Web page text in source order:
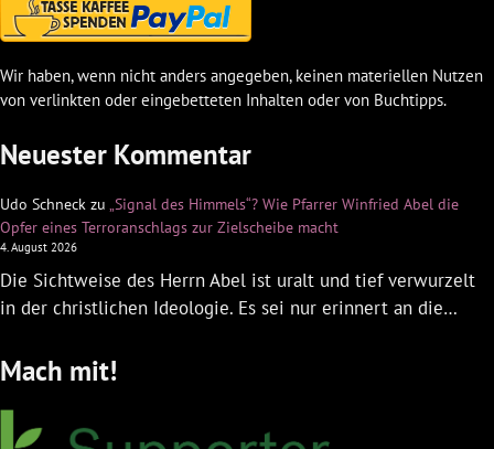
Wir haben, wenn nicht anders angegeben, keinen materiellen Nutzen
von verlinkten oder eingebetteten Inhalten oder von Buchtipps.
Neuester Kommentar
Udo Schneck zu „Signal des Himmels“? Wie Pfarrer Winfried Abel die
Opfer eines Terroranschlags zur Zielscheibe macht
4. August 2026
Die Sichtweise des Herrn Abel ist uralt und tief verwurzelt
in der christlichen Ideologie. Es sei nur erinnert an die…
Mach mit!